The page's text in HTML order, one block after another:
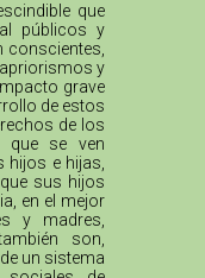
que
públicos y
conscientes,
y
grave
de estos
de los
que se ven
hijos e hijas,
sus hijos
en el mejor
y madres,
son,
un sistema